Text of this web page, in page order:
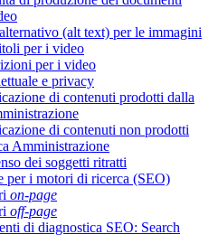
(alt text) per le immagini
per i video
per i video
e privacy
di contenuti prodotti dalla
di contenuti non prodotti
Amministrazione
dei soggetti ritratti
per i motori di ricerca (SEO)
on-page
off-page
di diagnostica SEO: Search